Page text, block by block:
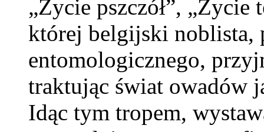
„Życie pszczół”,
której belgijski noblista,
entomologicznego,
traktując świat owadów
Idąc tym tropem,